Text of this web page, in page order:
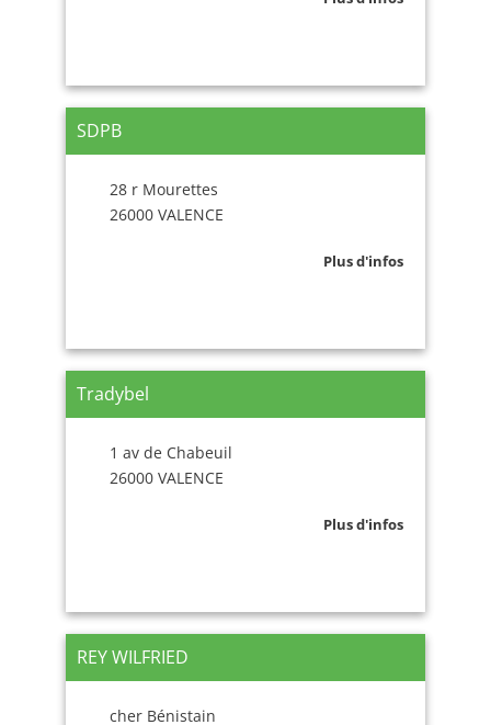
SDPB
28 r Mourettes
26000 VALENCE
Plus d'infos
Tradybel
1 av de Chabeuil
26000 VALENCE
Plus d'infos
REY WILFRIED
cher Bénistain